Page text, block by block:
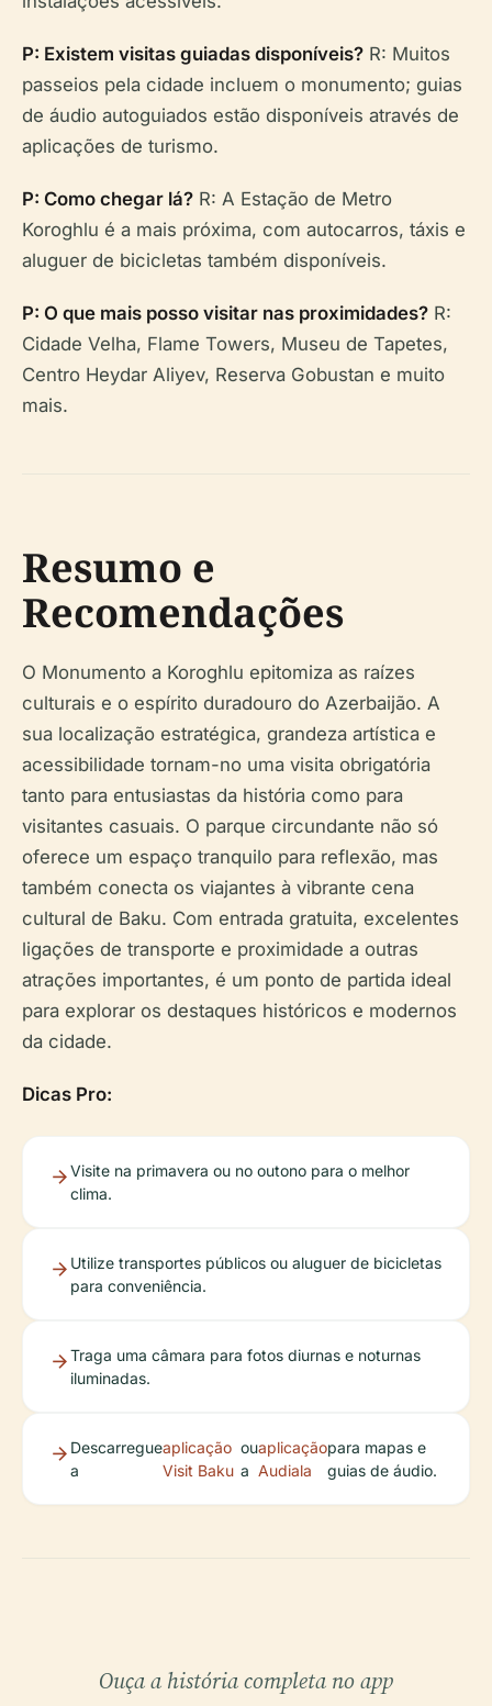
P: Existem visitas guiadas disponíveis? R: Muitos
passeios pela cidade incluem o monumento; guias
de áudio autoguiados estão disponíveis através de
aplicações de turismo.
P: Como chegar lá? R: A Estação de Metro
Koroghlu é a mais próxima, com autocarros, táxis e
aluguer de bicicletas também disponíveis.
P: O que mais posso visitar nas proximidades? R:
Cidade Velha, Flame Towers, Museu de Tapetes,
Centro Heydar Aliyev, Reserva Gobustan e muito
mais.
Resumo e
Recomendações
O Monumento a Koroghlu epitomiza as raízes
culturais e o espírito duradouro do Azerbaijão. A
sua localização estratégica, grandeza artística e
acessibilidade tornam-no uma visita obrigatória
tanto para entusiastas da história como para
visitantes casuais. O parque circundante não só
oferece um espaço tranquilo para reflexão, mas
também conecta os viajantes à vibrante cena
cultural de Baku. Com entrada gratuita, excelentes
ligações de transporte e proximidade a outras
atrações importantes, é um ponto de partida ideal
para explorar os destaques históricos e modernos
da cidade.
Dicas Pro:
Visite na primavera ou no outono para o melhor
clima.
Utilize transportes públicos ou aluguer de bicicletas
para conveniência.
Traga uma câmara para fotos diurnas e noturnas
iluminadas.
Descarregue
a
aplicação
Visit Baku
ou
a
aplicação
Audiala
para mapas e
guias de áudio.
Ouça a história completa no app